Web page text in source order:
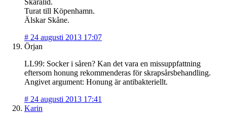
Turat till Köpenhamn.
Älskar Skåne.
# 24 augusti 2013 17:07
Örjan
LL99: Socker i såren? Kan det vara en missuppfattning
eftersom honung rekommenderas för skrapsårsbehandling.
Angivet argument: Honung är antibakteriellt.
# 24 augusti 2013 17:41
Karin